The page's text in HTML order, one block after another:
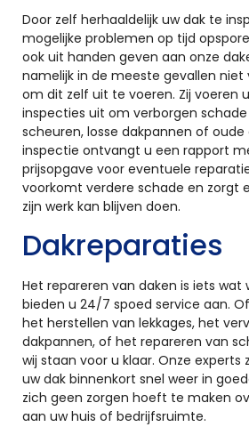
Door zelf herhaaldelijk uw dak te
mogelijke problemen op tijd
ook uit handen geven aan onze
namelijk in de meeste gevallen niet
om dit zelf uit te voeren. Zij voeren
inspecties uit om verborgen
scheuren, losse dakpannen of oude
inspectie ontvangt u een rapport
prijsopgave voor eventuele
voorkomt verdere schade en zorgt
zijn werk kan blijven doen.
Dakreparaties
Het repareren van daken is iets wat
bieden u 24/7 spoed service aan.
het herstellen van lekkages, het
dakpannen, of het repareren van
wij staan voor u klaar. Onze experts
uw dak binnenkort snel weer in
zich geen zorgen hoeft te maken
aan uw huis of bedrijfsruimte.